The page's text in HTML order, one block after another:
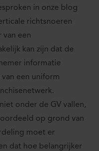
in onze blog
richtsnoeren
van een
kan zijn dat de
informatie
een uniform
onder de GV vallen,
op grond van
moet er
dat hoe belangrijker